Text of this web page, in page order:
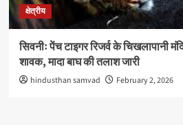
क्षेत्रीय
सिवनीः पेंच टाइगर रिजर्व के चिखलापानी
शावक, मादा बाघ की तलाश जारी
hindusthan samvad February 2, 2026